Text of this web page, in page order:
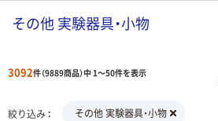
その他 実験器具・小物
3092件（9889商品）中 1～50件を表示
絞り込み その他 実験器具・小物